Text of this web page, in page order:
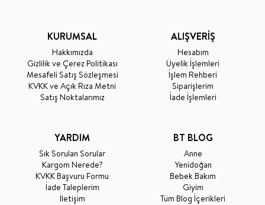
KURUMSAL
Hakkımızda
Gizlilik ve Çerez Politikası
Mesafeli Satış Sözleşmesi
KVKK ve Açık Rıza Metni
Satış Noktalarımız
ALIŞVERİŞ
Hesabım
Üyelik İşlemleri
İşlem Rehberi
Siparişlerim
İade İşlemleri
YARDIM
Sık Sorulan Sorular
Kargom Nerede?
KVKK Başvuru Formu
İade Taleplerim
İletişim
BT BLOG
Anne
Yenidoğan
Bebek Bakım
Giyim
Tüm Blog İçerikleri